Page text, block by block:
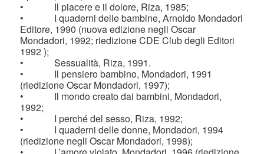
• Il piacere e il dolore, Riza, 1985;
• I quaderni delle bambine, Arnoldo Mondadori
Editore, 1990 (nuova edizione negli Oscar
Mondadori, 1992; riedizione CDE Club degli Editori
1992 );
• Sessualità, Riza, 1991.
• Il pensiero bambino, Mondadori, 1991
(riedizione Oscar Mondadori, 1997);
• Il mondo creato dai bambini, Mondadori,
1992;
• I perché del sesso, Riza, 1992;
• I quaderni delle donne, Mondadori, 1994
(riedizione negli Oscar Mondadori, 1998);